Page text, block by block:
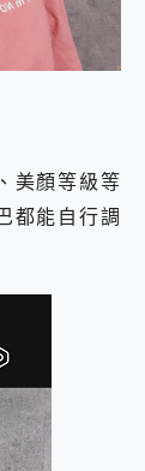
美顏等級等
都能自行調